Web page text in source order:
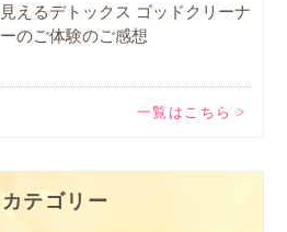
見えるデトックス ゴッドクリーナ
ーのご体験のご感想
一覧はこちら >
カテゴリー